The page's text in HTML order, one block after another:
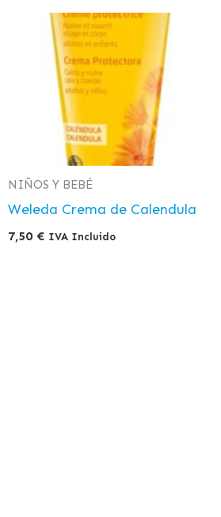
NIÑOS Y BEBÉ
Weleda Crema de Calendula
7,50 € IVA Incluido